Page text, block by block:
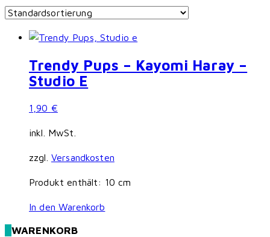
Trendy Pups – Kayomi Haray –
Studio E
1,90 €
inkl. MwSt.
zzgl. Versandkosten
Produkt enthält: 10 cm
In den Warenkorb
WARENKORB